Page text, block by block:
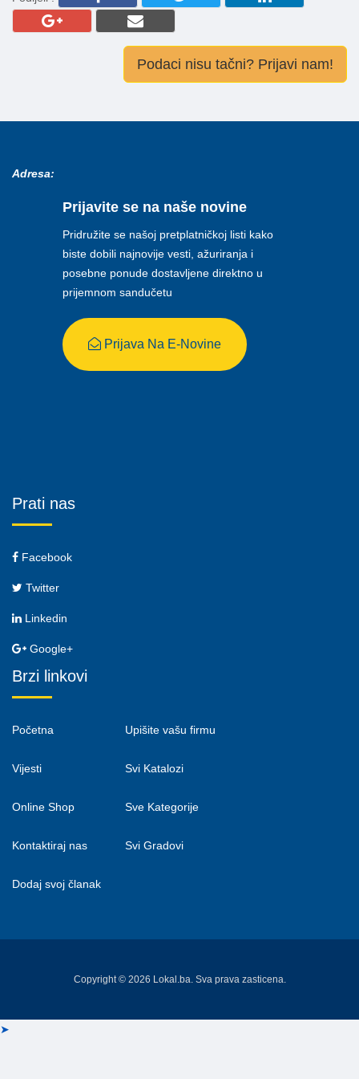
Podaci nisu tačni? Prijavi nam!
Adresa:
Prijavite se na naše novine
Pridružite se našoj pretplatničkoj listi kako
biste dobili najnovije vesti, ažuriranja i
posebne ponude dostavljene direktno u
prijemnom sandučetu
Prijava Na E-Novine
Prati nas
Facebook
Twitter
Linkedin
Google+
Brzi linkovi
Početna
Vijesti
Online Shop
Kontaktiraj nas
Dodaj svoj članak
Upišite vašu firmu
Svi Katalozi
Sve Kategorije
Svi Gradovi
Copyright © 2026 Lokal.ba. Sva prava zasticena.
➤